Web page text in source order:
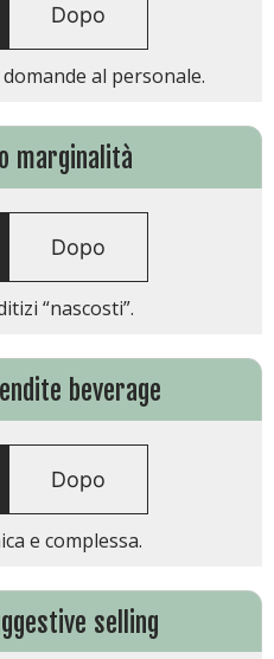
Dopo
al personale.
marginalità
Dopo
“nascosti”.
beverage
Dopo
e complessa.
selling